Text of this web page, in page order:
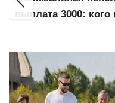
выплата 3000: